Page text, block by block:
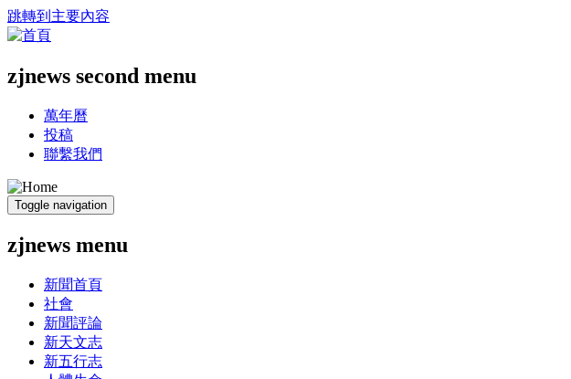
跳轉到主要內容
zjnews second menu
萬年曆
投稿
聯繫我們
Toggle navigation
zjnews menu
新聞首頁
社會
新聞評論
新天文志
新五行志